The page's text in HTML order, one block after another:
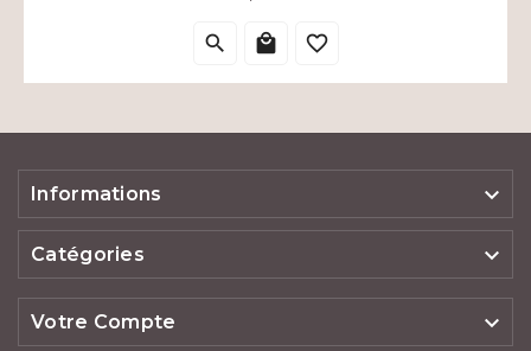
  
Informations 
Catégories 
Votre Compte 